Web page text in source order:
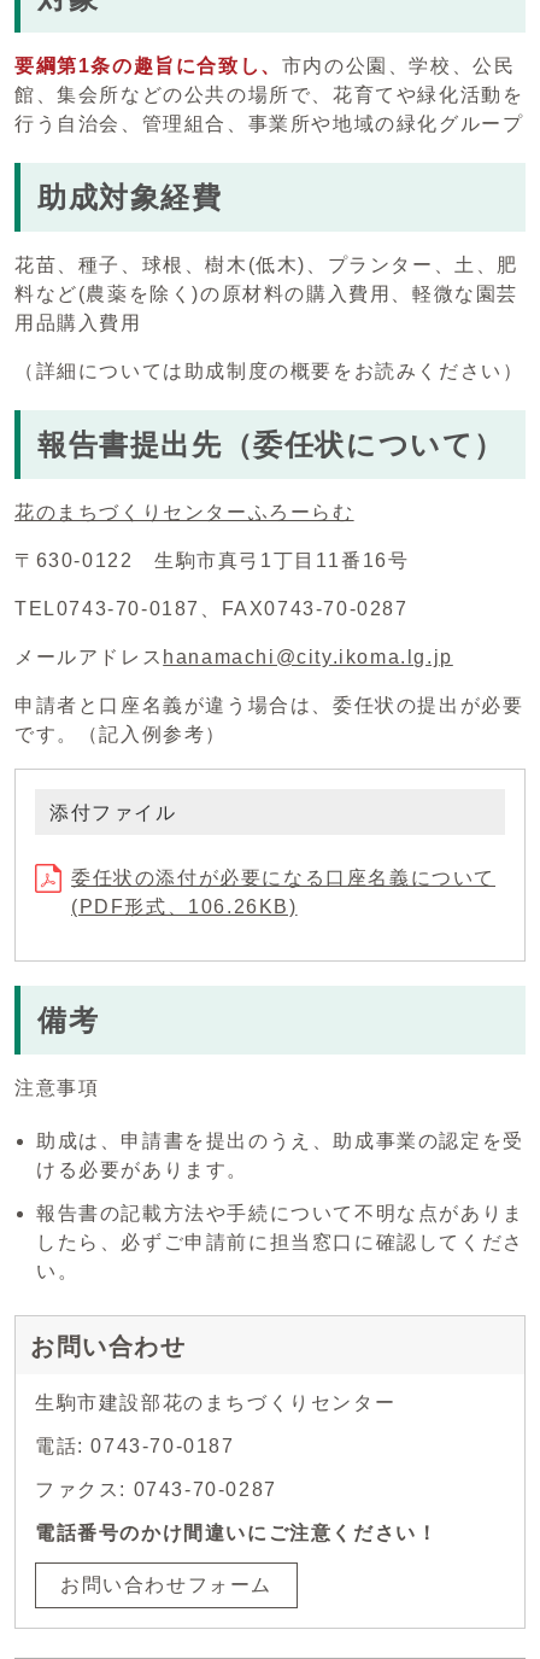
要綱第1条の趣旨に合致し、 市内の公園、学校、公民
館、集会所などの公共の場所で、花育てや緑化活動を
行う自治会、管理組合、事業所や地域の緑化グループ
助成対象経費
花苗、種子、球根、樹木(低木)、プランター、土、肥
料など(農薬を除く)の原材料の購入費用、軽微な園芸
用品購入費用
（詳細については助成制度の概要をお読みください）
報告書提出先（委任状について）
花のまちづくりセンターふろーらむ
〒630-0122 生駒市真弓1丁目11番16号
TEL0743-70-0187、FAX0743-70-0287
メールアドレス hanamachi@city.ikoma.lg.jp
申請者と口座名義が違う場合は、委任状の提出が必要
です。（記入例参考）
添付ファイル
委任状の添付が必要になる口座名義について
(PDF形式、106.26KB)
備考
注意事項
助成は、申請書を提出のうえ、助成事業の認定を受
ける必要があります。
報告書の記載方法や手続について不明な点がありま
したら、必ずご申請前に担当窓口に確認してくださ
い。
お問い合わせ
生駒市建設部花のまちづくりセンター
電話: 0743-70-0187
ファクス: 0743-70-0287
電話番号のかけ間違いにご注意ください！
お問い合わせフォーム